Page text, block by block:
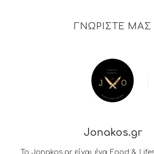
ΓΝΩΡΙΣΤΕ ΜΑΣ
Jonakos.gr
Το Jonakos.gr είναι ένα Food &